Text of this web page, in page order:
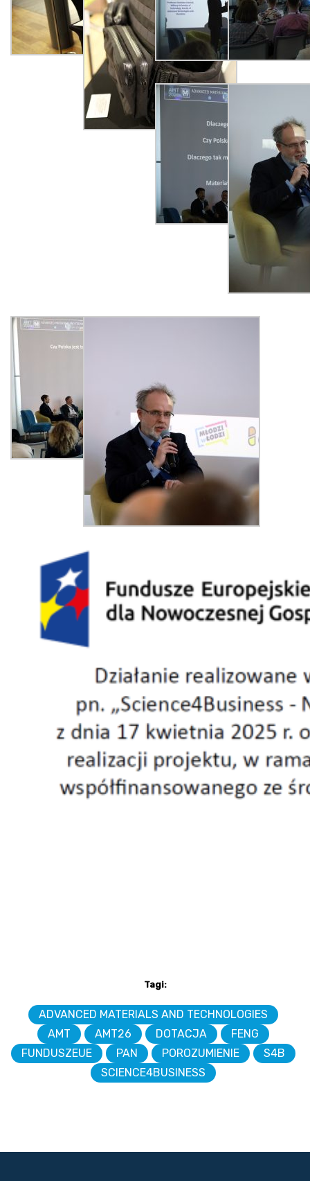
Tagi:
ADVANCED MATERIALS AND TECHNOLOGIES
AMT
AMT26 DOTACJA
FENG
FUNDUSZEUE
PAN POROZUMIENIE
S4B
SCIENCE4BUSINESS